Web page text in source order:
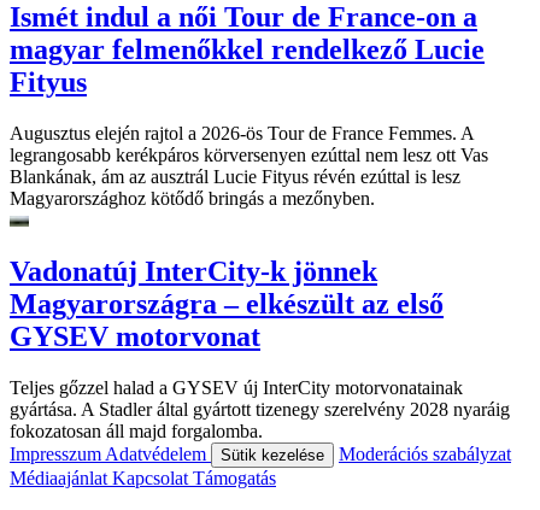
Ismét indul a női Tour de France-on a
magyar felmenőkkel rendelkező Lucie
Fityus
Augusztus elején rajtol a 2026-ös Tour de France Femmes. A
legrangosabb kerékpáros körversenyen ezúttal nem lesz ott Vas
Blankának, ám az ausztrál Lucie Fityus révén ezúttal is lesz
Magyarországhoz kötődő bringás a mezőnyben.
Vadonatúj InterCity-k jönnek
Magyarországra – elkészült az első
GYSEV motorvonat
Teljes gőzzel halad a GYSEV új InterCity motorvonatainak
gyártása. A Stadler által gyártott tizenegy szerelvény 2028 nyaráig
fokozatosan áll majd forgalomba.
Impresszum Adatvédelem Sütik kezelése
Moderációs szabályzat
Médiaajánlat Kapcsolat Támogatás